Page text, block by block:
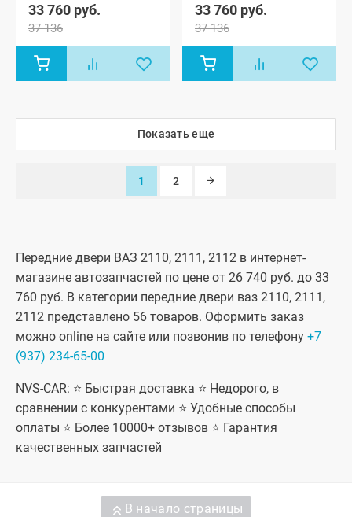
универсал
хэтчбек (ВАЗ
2172), Лада
21704), Лада
Приора-2
33 760 руб.
37 136
универсал
хэтчбек (ВАЗ
2172), Лада
21704), Лада
33 760 руб.
37 136
Показать еще
1 2
Передние двери ВАЗ 2110, 2111, 2112 в интернет-
магазине автозапчастей по цене от 26 740 руб. до 33
760 руб. В категории передние двери ваз 2110, 2111,
2112 представлено 56 товаров. Оформить заказ
можно online на сайте или позвонив по телефону +7
(937) 234-65-00
NVS-CAR: ⭐ Быстрая доставка ⭐ Недорого, в
сравнении с конкурентами ⭐ Удобные способы
оплаты ⭐ Более 10000+ отзывов ⭐ Гарантия
качественных запчастей
В начало страницы